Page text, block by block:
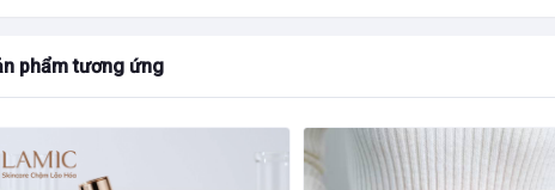
phẩm tương ứng